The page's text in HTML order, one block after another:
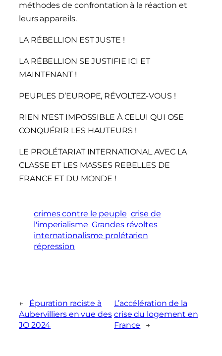
méthodes de confrontation à la réaction et
leurs appareils.
LA RÉBELLION EST JUSTE !
LA RÉBELLION SE JUSTIFIE ICI ET
MAINTENANT !
PEUPLES D’EUROPE, RÉVOLTEZ-VOUS !
RIEN N’EST IMPOSSIBLE À CELUI QUI OSE
CONQUÉRIR LES HAUTEURS !
LE PROLÉTARIAT INTERNATIONAL AVEC LA
CLASSE ET LES MASSES REBELLES DE
FRANCE ET DU MONDE !
crimes contre le peuple crise de
l'imperialisme Grandes révoltes
internationalisme prolétarien
répression
←
Épuration raciste à
Aubervilliers en vue des
JO 2024
L’accélération de la
crise du logement en
France
→